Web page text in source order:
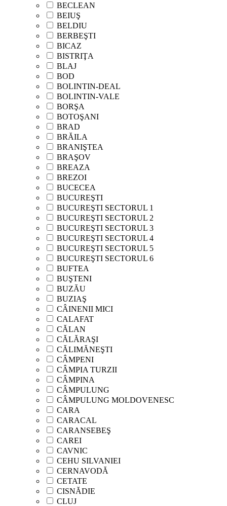
BECLEAN
BEIUŞ
BELDIU
BERBEŞTI
BICAZ
BISTRIŢA
BLAJ
BOD
BOLINTIN-DEAL
BOLINTIN-VALE
BORŞA
BOTOŞANI
BRAD
BRĂILA
BRANIŞTEA
BRAŞOV
BREAZA
BREZOI
BUCECEA
BUCUREŞTI
BUCUREŞTI SECTORUL 1
BUCUREŞTI SECTORUL 2
BUCUREŞTI SECTORUL 3
BUCUREŞTI SECTORUL 4
BUCUREŞTI SECTORUL 5
BUCUREŞTI SECTORUL 6
BUFTEA
BUŞTENI
BUZĂU
BUZIAŞ
CÂINENII MICI
CALAFAT
CĂLAN
CĂLĂRAŞI
CĂLIMĂNEŞTI
CÂMPENI
CÂMPIA TURZII
CÂMPINA
CÂMPULUNG
CÂMPULUNG MOLDOVENESC
CARA
CARACAL
CARANSEBEŞ
CAREI
CAVNIC
CEHU SILVANIEI
CERNAVODĂ
CETATE
CISNĂDIE
CLUJ